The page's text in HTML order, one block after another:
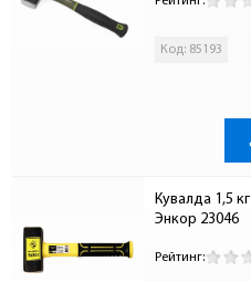
Код: 85193
Кувалда 1,5
Энкор 23046
Рейтинг: